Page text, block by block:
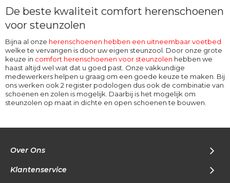
De beste kwaliteit comfort herenschoenen
voor steunzolen
Bijna al onze herenschoenen hebben een uitneembaar voetbed
welke te vervangen is door uw eigen steunzool. Door onze grote
keuze in comfort herenschoenen voor steunzolen hebben we
haast altijd wel wat dat u goed past. Onze vakkundige
medewerkers helpen u graag om een goede keuze te maken. Bij
ons werken ook 2 register podologen dus ook de combinatie van
schoenen en zolen is mogelijk. Daarbij is het mogelijk om
steunzolen op maat in dichte en open schoenen te bouwen.
Over Ons
Klantenservice